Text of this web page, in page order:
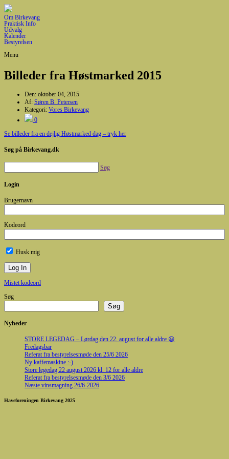
Om Birkevang
Praktisk Info
Udvalg
Kalender
Bestyrelsen
Menu
Billeder fra Høstmarked 2015
Den: oktober 04, 2015
Af: Søren B. Petersen
Kategori: Vores Birkevang
0
Se billeder fra en dejlig Høstmarked dag – tryk her
Søg på Birkevang.dk
Søg
Login
Brugernavn
Kodeord
Husk mig
Mistet kodeord
Søg
Søg
Nyheder
STORE LEGEDAG – Lørdag den 22. august for alle aldre 😃
Fredagsbar
Referat fra bestyrelsesmøde den 25/6 2026
Ny kaffemaskine :-)
Store legedag 22 august 2026 kl. 12 for alle aldre
Referat fra bestyrelsesmøde den 3/6 2026
Næste vinsmagning 26/6-2026
Haveforeningen Birkevang 2025